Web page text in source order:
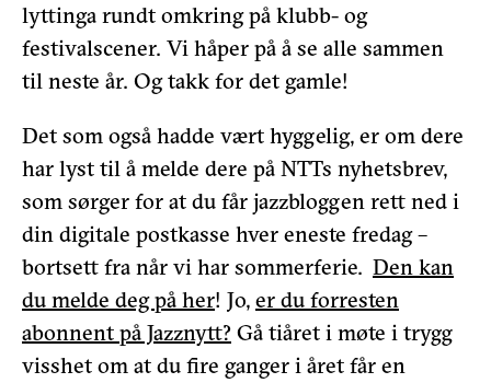
lyttinga rundt omkring på klubb- og
festivalscener. Vi håper på å se alle sammen
til neste år. Og takk for det gamle!
Det som også hadde vært hyggelig, er om dere
har lyst til å melde dere på NTTs nyhetsbrev,
som sørger for at du får jazzbloggen rett ned i
din digitale postkasse hver eneste fredag –
bortsett fra når vi har sommerferie. Den kan
du melde deg på her! Jo, er du forresten
abonnent på Jazznytt? Gå tiåret i møte i trygg
visshet om at du fire ganger i året får en